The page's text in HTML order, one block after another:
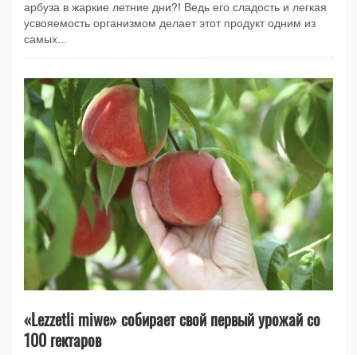
арбуза в жаркие летние дни?! Ведь его сладость и легкая
усвояемость организмом делает этот продукт одним из
самых...
«Lezzetli miwe» собирает свой первый урожай со
100 гектаров